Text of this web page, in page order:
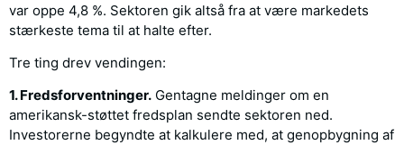
var oppe 4,8 %. Sektoren gik altså fra at være markedets
stærkeste tema til at halte efter.
Tre ting drev vendingen:
1. Fredsforventninger. Gentagne meldinger om en
amerikansk-støttet fredsplan sendte sektoren ned.
Investorerne begyndte at kalkulere med, at genopbygning af